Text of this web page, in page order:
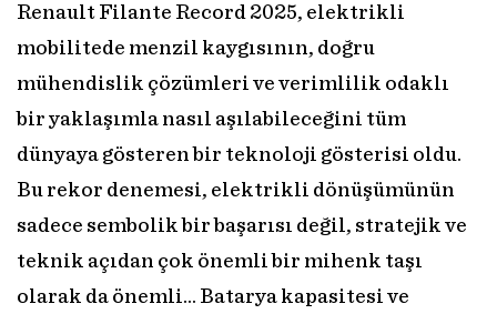
Renault Filante Record 2025, elektrikli
mobilitede menzil kaygısının, doğru
mühendislik çözümleri ve verimlilik odaklı
bir yaklaşımla nasıl aşılabileceğini tüm
dünyaya gösteren bir teknoloji gösterisi oldu.
Bu rekor denemesi, elektrikli dönüşümünün
sadece sembolik bir başarısı değil, stratejik ve
teknik açıdan çok önemli bir mihenk taşı
olarak da önemli… Batarya kapasitesi ve